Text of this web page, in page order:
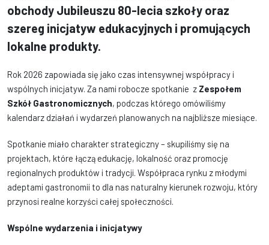
obchody Jubileuszu 80-lecia szkoły oraz
szereg inicjatyw edukacyjnych i promujących
lokalne produkty.
Rok 2026 zapowiada się jako czas intensywnej współpracy i
wspólnych inicjatyw. Za nami robocze spotkanie z Zespołem
Szkół Gastronomicznych, podczas którego omówiliśmy
kalendarz działań i wydarzeń planowanych na najbliższe miesiące.
Spotkanie miało charakter strategiczny – skupiliśmy się na
projektach, które łączą edukację, lokalność oraz promocję
regionalnych produktów i tradycji. Współpraca rynku z młodymi
adeptami gastronomii to dla nas naturalny kierunek rozwoju, który
przynosi realne korzyści całej społeczności.
Wspólne wydarzenia i inicjatywy